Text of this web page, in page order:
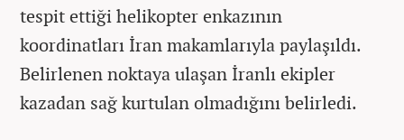
tespit ettiği helikopter enkazının
koordinatları İran makamlarıyla paylaşıldı.
Belirlenen noktaya ulaşan İranlı ekipler
kazadan sağ kurtulan olmadığını belirledi.